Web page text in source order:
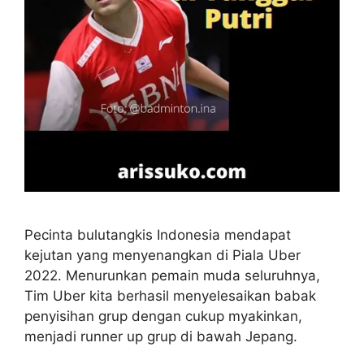
Pecinta bulutangkis Indonesia mendapat
kejutan yang menyenangkan di Piala Uber
2022. Menurunkan pemain muda seluruhnya,
Tim Uber kita berhasil menyelesaikan babak
penyisihan grup dengan cukup myakinkan,
menjadi runner up grup di bawah Jepang.